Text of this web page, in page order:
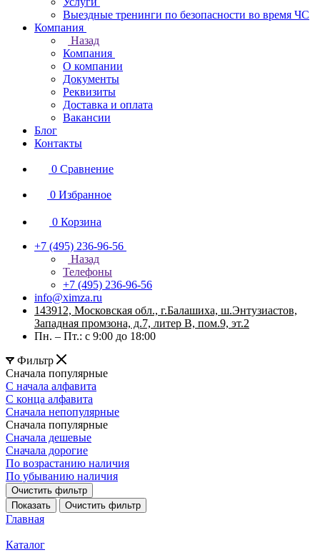
Выездные тренинги по безопасности во время ЧС
Компания
Назад
Компания
О компании
Документы
Реквизиты
Доставка и оплата
Вакансии
Блог
Контакты
0 Сравнение
0 Избранное
0 Корзина
+7 (495) 236-96-56
Назад
Телефоны
+7 (495) 236-96-56
info@ximza.ru
143912, Московская обл., г.Балашиха, ш.Энтузиастов,
Западная промзона, д.7, литер В, пом.9, эт.2
Пн. – Пт.: с 9:00 до 18:00
Фильтр
Сначала популярные
С начала алфавита
С конца алфавита
Сначала непопулярные
Сначала популярные
Сначала дешевые
Сначала дорогие
По возрастанию наличия
По убыванию наличия
Очистить фильтр
Показать
Очистить фильтр
Главная
Каталог